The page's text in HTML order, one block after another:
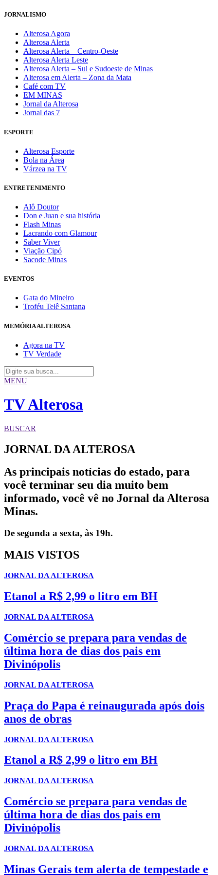
JORNALISMO
Alterosa Agora
Alterosa Alerta
Alterosa Alerta – Centro-Oeste
Alterosa Alerta Leste
Alterosa Alerta – Sul e Sudoeste de Minas
Alterosa em Alerta – Zona da Mata
Café com TV
EM MINAS
Jornal da Alterosa
Jornal das 7
ESPORTE
Alterosa Esporte
Bola na Área
Várzea na TV
ENTRETENIMENTO
Alô Doutor
Don e Juan e sua história
Flash Minas
Lacrando com Glamour
Saber Viver
Viação Cipó
Sacode Minas
EVENTOS
Gata do Mineiro
Troféu Telê Santana
MEMÓRIA ALTEROSA
Agora na TV
TV Verdade
MENU
TV Alterosa
BUSCAR
JORNAL DA ALTEROSA
As principais notícias do estado, para
você terminar seu dia muito bem
informado, você vê no Jornal da Alterosa
Minas.
De segunda a sexta, às 19h.
MAIS VISTOS
JORNAL DA ALTEROSA
Etanol a R$ 2,99 o litro em BH
JORNAL DA ALTEROSA
Comércio se prepara para vendas de
última hora de dias dos pais em
Divinópolis
JORNAL DA ALTEROSA
Praça do Papa é reinaugurada após dois
anos de obras
JORNAL DA ALTEROSA
Etanol a R$ 2,99 o litro em BH
JORNAL DA ALTEROSA
Comércio se prepara para vendas de
última hora de dias dos pais em
Divinópolis
JORNAL DA ALTEROSA
Minas Gerais tem alerta de tempestade e